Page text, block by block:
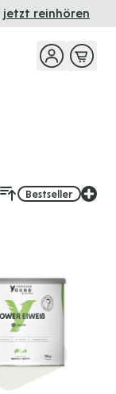
jetzt reinhören
Bestseller